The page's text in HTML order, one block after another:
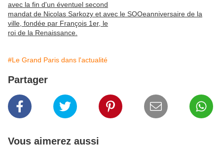
avec la fin d'un éventuel second
mandat de Nicolas Sarkozy et avec le SOOeanniversaire de la
ville, fondée par François 1er, le
roi de la Renaissance.
#Le Grand Paris dans l'actualité
Partager
Vous aimerez aussi